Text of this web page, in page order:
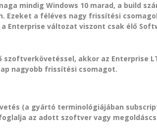
mindig Windows 10 marad, a build
Ezeket a féléves nagy frissítési
Enterprise változat viszont csak élő
szoftverkövetéssel, akkor az Enterprise
nagyobb frissítési csomagot.
(a gyártó terminológiájában
az adott szoftver vagy